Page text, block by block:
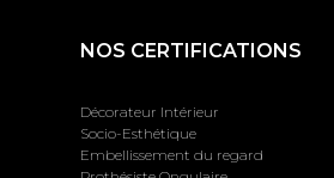
NOS CERTIFICATIONS
Décorateur Intérieur
Socio-Esthétique
Embellissement du regard